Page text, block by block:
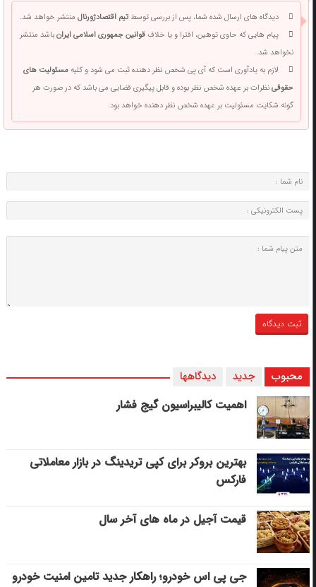
دیدگاه های ارسال شده شما، پس از بررسی توسطتیم اقتصادژورنالمنتشر خواهد شد.
پیام هایی که حاوی توهین، افترا و یا خلافقوانین جمهوری اسلامی ایرانباشد منتشر
نخواهد شد.
لازم به یادآوری است که آی پی شخص نظر دهنده ثبت می شود و کلیهمسئولیت های
حقوقینظرات بر عهده شخص نظر بوده و قابل پیگیری قضایی می باشد که در صورت هر
گونه شکایت مسئولیت بر عهده شخص نظر دهنده خواهد بود.
محبوب جدید دیدگاهها
اهمیت کالیبراسیون گیج فشار
بهترین بروکر برای کپی‌ تریدینگ در بازار معاملاتی
فارکس
قیمت آجیل در ماه های آخر سال
جی پی اس خودرو؛ راهکار جدید تامین امنیت خودرو